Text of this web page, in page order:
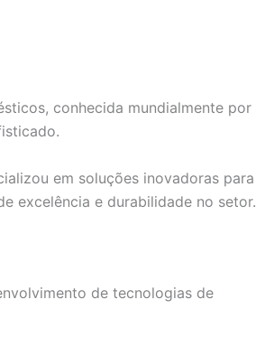
conhecida mundialmente por
em soluções inovadoras para
excelência e durabilidade no setor.
de tecnologias de